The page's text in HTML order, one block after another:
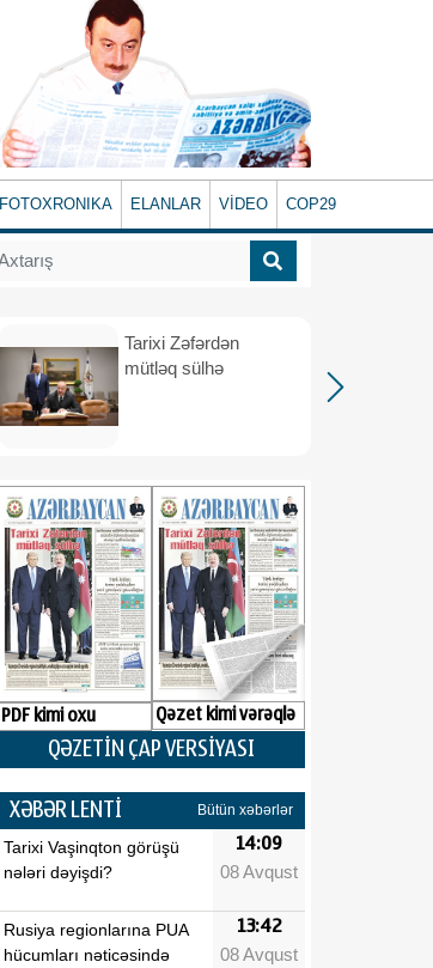
FOTOXRONIKA ELANLAR VİDEO COP29
Tarixi Zəfərdən
mütləq sülhə
PDF kimi oxu Qəzet kimi vərəqlə
QƏZETİN ÇAP VERSİYASI
XƏBƏR LENTİ Bütün xəbərlər
Tarixi Vaşinqton görüşü
nələri dəyişdi?
14:09
08 Avqust
Rusiya regionlarına PUA
hücumları nəticəsində
13:42
08 Avqust